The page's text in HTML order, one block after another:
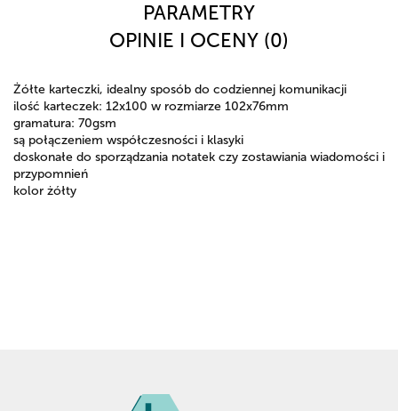
PARAMETRY
OPINIE I OCENY (0)
Żółte karteczki, idealny sposób do codziennej komunikacji
ilość karteczek: 12x100 w rozmiarze 102x76mm
gramatura: 70gsm
są połączeniem współczesności i klasyki
doskonałe do sporządzania notatek czy zostawiania wiadomości i
przypomnień
kolor żółty